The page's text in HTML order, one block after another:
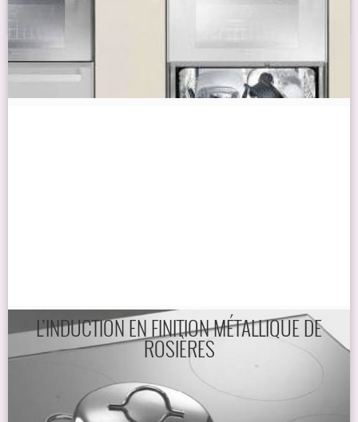
L’INDUCTION EN FINITION MÉTALLIQUE DE
ROSIÈRES